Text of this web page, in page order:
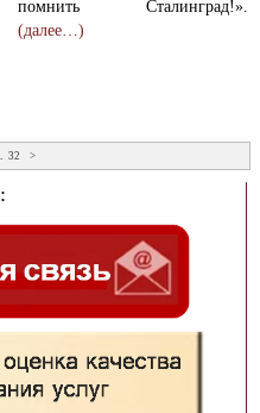
помнить Сталинград!».
(далее…)
32 >